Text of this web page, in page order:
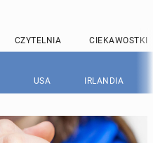
CZYTELNIA CIEKAWOSTKI
USA IRLANDIA